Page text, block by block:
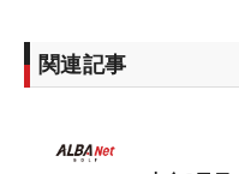
に8番で挽回するなど
でスコアを作った。
しかし、「入れては
関連記事